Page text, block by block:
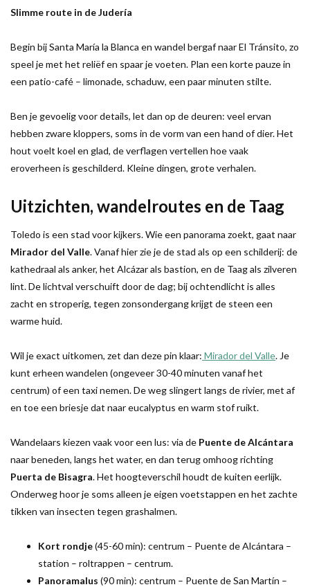
Slimme route in de Judería
Begin bij Santa María la Blanca en wandel bergaf naar El Tránsito, zo
speel je met het reliëf en spaar je voeten. Plan een korte pauze in
een patio-café – limonade, schaduw, een paar minuten stilte.
Ben je gevoelig voor details, let dan op de deuren: veel ervan
hebben zware kloppers, soms in de vorm van een hand of dier. Het
hout voelt koel en glad, de verflagen vertellen hoe vaak
eroverheen is geschilderd. Kleine dingen, grote verhalen.
Uitzichten, wandelroutes en de Taag
Toledo is een stad voor kijkers. Wie een panorama zoekt, gaat naar
Mirador del Valle. Vanaf hier zie je de stad als op een schilderij: de
kathedraal als anker, het Alcázar als bastion, en de Taag als zilveren
lint. De lichtval verschuift door de dag; bij ochtendlicht is alles
zacht en stroperig, tegen zonsondergang krijgt de steen een
warme huid.
Wil je exact uitkomen, zet dan deze pin klaar: Mirador del Valle. Je
kunt erheen wandelen (ongeveer 30-40 minuten vanaf het
centrum) of een taxi nemen. De weg slingert langs de rivier, met af
en toe een briesje dat naar eucalyptus en warm stof ruikt.
Wandelaars kiezen vaak voor een lus: via de Puente de Alcántara
naar beneden, langs het water, en dan terug omhoog richting
Puerta de Bisagra. Het hoogteverschil houdt de kuiten eerlijk.
Onderweg hoor je soms alleen je eigen voetstappen en het zachte
tikken van insecten tegen grashalmen.
Kort rondje(45-60 min): centrum – Puente de Alcántara –
station – roltrappen – centrum.
Panoramalus (90 min): centrum – Puente de San Martín –